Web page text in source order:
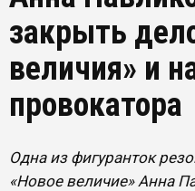
закрыть
величия» и
провокатора
Одна из фигуранток
«Новое величие» Анна